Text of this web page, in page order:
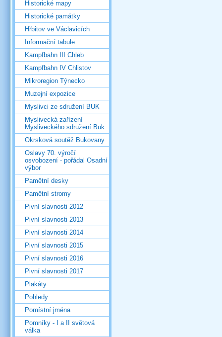
Historické mapy
Historické památky
Hřbitov ve Václavicích
Informační tabule
Kampfbahn III Chleb
Kampfbahn IV Chlistov
Mikroregion Týnecko
Muzejní expozice
Myslivci ze sdružení BUK
Myslivecká zařízení
Mysliveckého sdružení Buk
Okrsková soutěž Bukovany
Oslavy 70. výročí
osvobození - pořádal Osadní
výbor
Pamětní desky
Pamětní stromy
Pivní slavnosti 2012
Pivní slavnosti 2013
Pivní slavnosti 2014
Pivní slavnosti 2015
Pivní slavnosti 2016
Pivní slavnosti 2017
Plakáty
Pohledy
Pomístní jména
Pomníky - I a II světová
válka